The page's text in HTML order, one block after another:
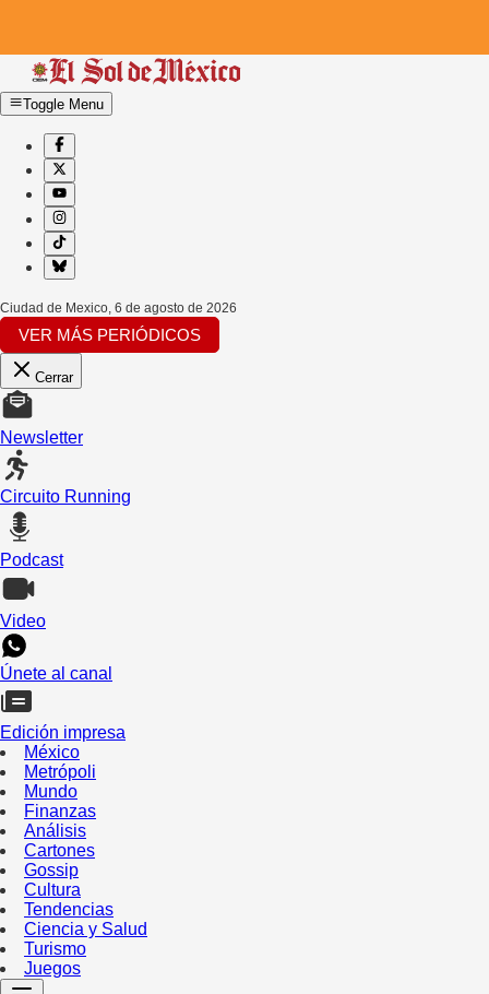
Toggle Menu
Ciudad de Mexico, 6 de agosto de 2026
VER MÁS PERIÓDICOS
Cerrar
Newsletter
Circuito Running
Podcast
Video
Únete al canal
Edición impresa
México
Metrópoli
Mundo
Finanzas
Análisis
Cartones
Gossip
Cultura
Tendencias
Ciencia y Salud
Turismo
Juegos